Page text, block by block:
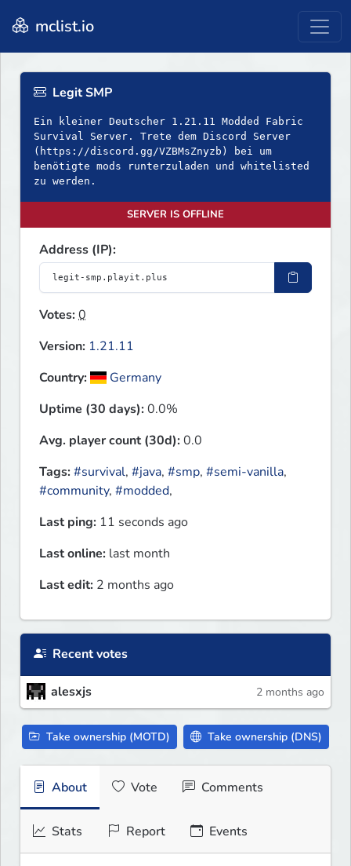
mclist.io
Legit SMP
Ein kleiner Deutscher 1.21.11 Modded Fabric
Survival Server. Trete dem Discord Server
(https://discord.gg/VZBMsZnyzb) bei um
benötigte mods runterzuladen und whitelisted
zu werden.
SERVER IS OFFLINE
Address (IP):
Votes:0
Version: 1.21.11
Country:
Germany
Uptime (30 days):0.0%
Avg. player count (30d):0.0
Tags:#survival, #java, #smp, #semi-vanilla,
#community, #modded,
Last ping: 11 seconds ago
Last online: last month
Last edit: 2 months ago
Recent votes
alesxjs 2 months ago
Take ownership (MOTD) Take ownership (DNS)
About Vote Comments
Stats Report Events